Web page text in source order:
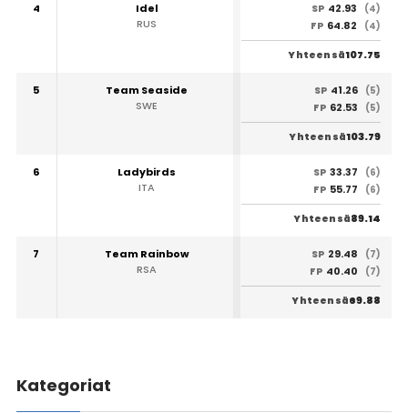
4
Idel
RUS
SP 42.93
(4)
FP 64.82 (4)
Yhteensä107.75
5
Team Seaside
SWE
SP 41.26 (5)
FP 62.53 (5)
Yhteensä103.79
6
Ladybirds
ITA
SP 33.37
(6)
FP 55.77 (6)
Yhteensä89.14
7
Team Rainbow
RSA
SP 29.48
(7)
FP 40.40 (7)
Yhteensä69.88
Kategoriat